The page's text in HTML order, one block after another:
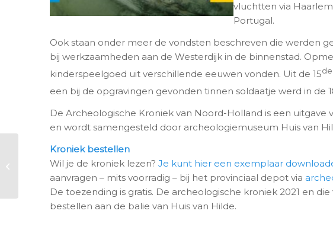
vluchtten via
Portugal.
Ook staan onder meer de vondsten beschreven die werden
bij werkzaamheden aan de Westerdijk in de binnenstad.
kinderspeelgoed uit verschillende eeuwen vonden. Uit de 15de
een bij de opgravingen gevonden tinnen soldaatje werd in de
De Archeologische Kroniek van Noord-Holland is een uitgave
en wordt samengesteld door archeologiemuseum Huis van
Kroniek bestellen
Wil je de kroniek lezen? Je kunt hier een exemplaar
aanvragen – mits voorradig – bij het provinciaal depot via
De toezending is gratis. De archeologische kroniek 2021 en
bestellen aan de balie van Huis van Hilde.
Lezingen: Waarom
waren de Romeinen
in Velsen?